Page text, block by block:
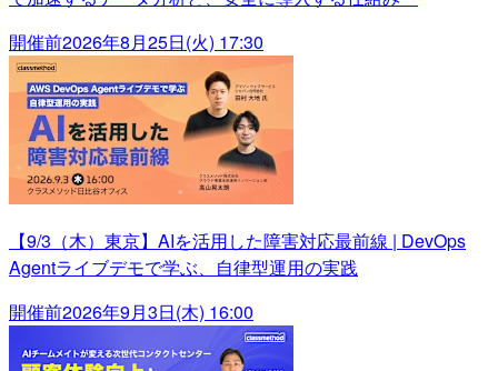
開催前2026年8月25日(火) 17:30
【9/3（木）東京】AIを活用した障害対応最前線 | DevOps
Agentライブデモで学ぶ、自律型運用の実践
開催前2026年9月3日(木) 16:00